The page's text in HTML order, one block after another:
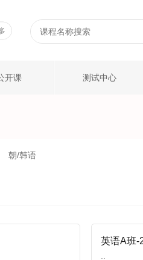
开课 测试中心
朝/韩语
英语A班-